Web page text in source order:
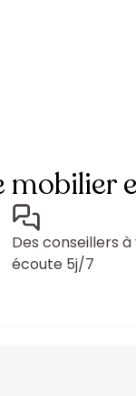
mobilier
Des conseillers
écoute 5j/7